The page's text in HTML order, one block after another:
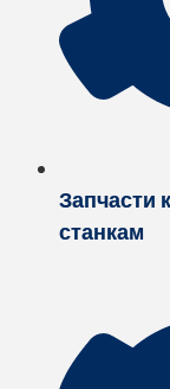
Запчасти
станкам